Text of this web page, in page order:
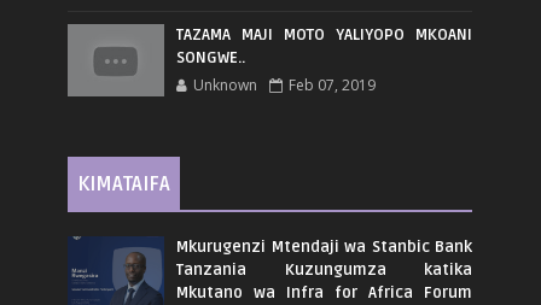
TAZAMA MAJI MOTO YALIYOPO MKOANI
SONGWE..
Unknown Feb 07, 2019
KIMATAIFA
Mkurugenzi Mtendaji wa Stanbic Bank
Tanzania Kuzungumza katika
Mkutano wa Infra for Africa Forum